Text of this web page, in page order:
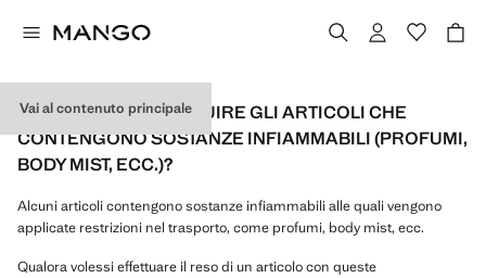
Vai al contenuto principale
COME POSSO RESTITUIRE GLI ARTICOLI CHE
CONTENGONO SOSTANZE INFIAMMABILI (PROFUMI,
BODY MIST, ECC.)?
Alcuni articoli contengono sostanze infiammabili alle quali vengono
applicate restrizioni nel trasporto, come profumi, body mist, ecc.
Qualora volessi effettuare il reso di un articolo con queste